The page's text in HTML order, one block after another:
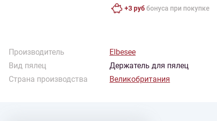
+3 руббонусa при покупке
Производитель
Elbesee
Вид пялец
Держатель для пялец
Страна производства
Великобритания